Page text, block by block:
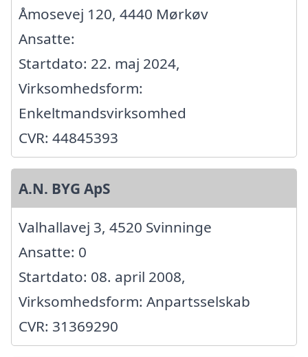
Åmosevej 120, 4440 Mørkøv
Ansatte:
Startdato: 22. maj 2024,
Virksomhedsform:
Enkeltmandsvirksomhed
CVR: 44845393
A.N. BYG ApS
Valhallavej 3, 4520 Svinninge
Ansatte: 0
Startdato: 08. april 2008,
Virksomhedsform: Anpartsselskab
CVR: 31369290